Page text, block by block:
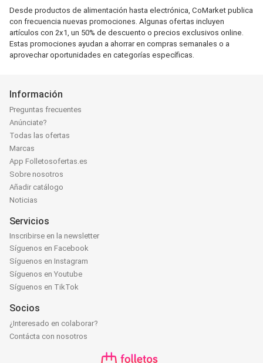
Desde productos de alimentación hasta electrónica, CoMarket publica
con frecuencia nuevas promociones. Algunas ofertas incluyen
artículos con 2x1, un 50% de descuento o precios exclusivos online.
Estas promociones ayudan a ahorrar en compras semanales o a
aprovechar oportunidades en categorías específicas.
Información
Preguntas frecuentes
Anúnciate?
Todas las ofertas
Marcas
App Folletosofertas.es
Sobre nosotros
Añadir catálogo
Noticias
Servicios
Inscribirse en la newsletter
Síguenos en Facebook
Síguenos en Instagram
Síguenos en Youtube
Síguenos en TikTok
Socios
¿Interesado en colaborar?
Contácta con nosotros